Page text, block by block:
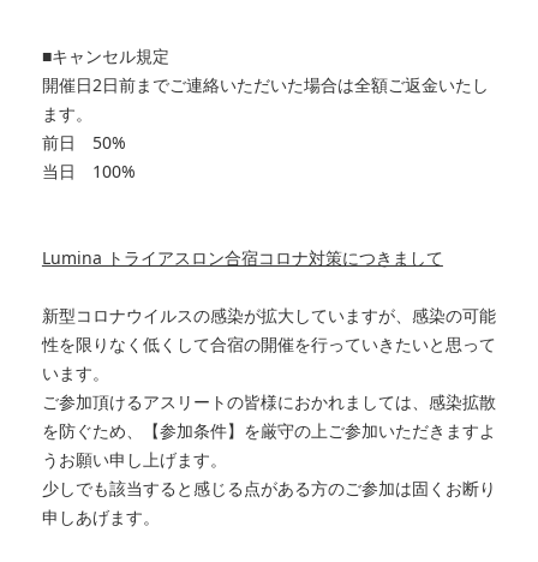
■キャンセル規定
開催日2日前までご連絡いただいた場合は全額ご返金いたし
ます。
前日 50%
当日 100%
Lumina トライアスロン合宿コロナ対策につきまして
新型コロナウイルスの感染が拡大していますが、感染の可能
性を限りなく低くして合宿の開催を行っていきたいと思って
います。
ご参加頂けるアスリートの皆様におかれましては、感染拡散
を防ぐため、【参加条件】を厳守の上ご参加いただきますよ
うお願い申し上げます。
少しでも該当すると感じる点がある方のご参加は固くお断り
申しあげます。